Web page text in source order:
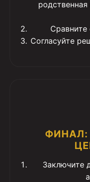
Согласуйте
ФИНАЛ:
Заключите